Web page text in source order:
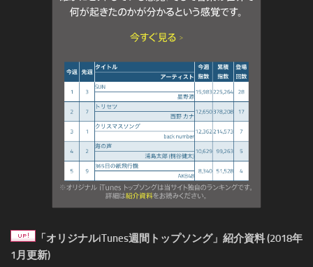
「オリジナルiTunes週間トップソング」紹介資料 (2018年
1月更新)